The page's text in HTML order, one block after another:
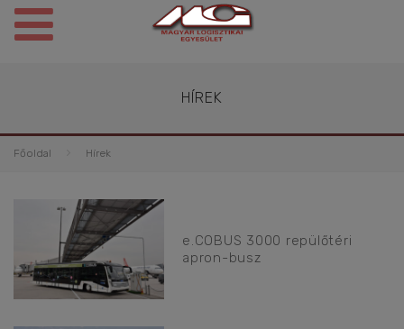
HÍREK
Főoldal Hírek
e.COBUS 3000 repülőtéri
apron-busz